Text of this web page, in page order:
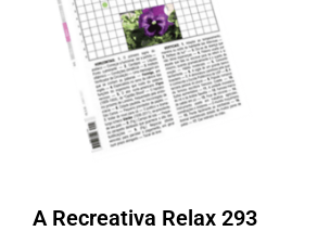
A Recreativa Relax 293